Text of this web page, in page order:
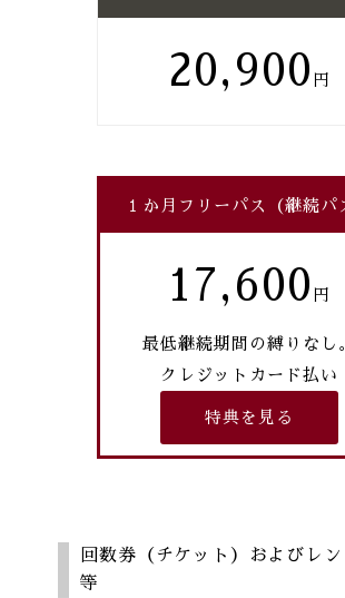
20,900
１か月フリーパス（継続パ
17,600
最低継続期間の縛りなし
クレジットカード払い
特典を見る
回数券（チケット）およびレ
等